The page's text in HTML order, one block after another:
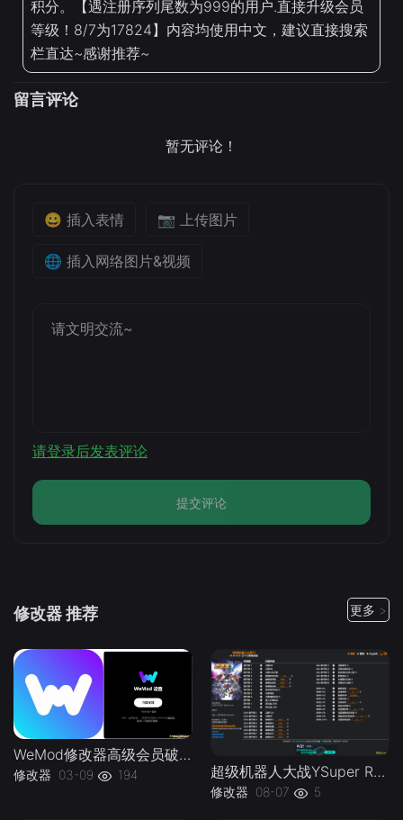
积分。【遇注册序列尾数为999的用户.直接升级会员
等级！8/7为17824】内容均使用中文，建议直接搜索
栏直达~感谢推荐~
留言评论
暂无评论！
😀 插入表情 📷 上传图片
🌐 插入网络图片&视频
请登录后发表评论
提交评论
修改器 推荐 更多 >
WeMod修改器高级会员破解版.综合类修改器软件解锁版-
修改器 03-09 194 超级机器人大战YSuper Robot Wars Y v1.0-v1.2 Plus 37 Trainer-单机修改器下载-仅支持迅雷（部分修改器仅支持本站游戏本体
修改器 08-07 5